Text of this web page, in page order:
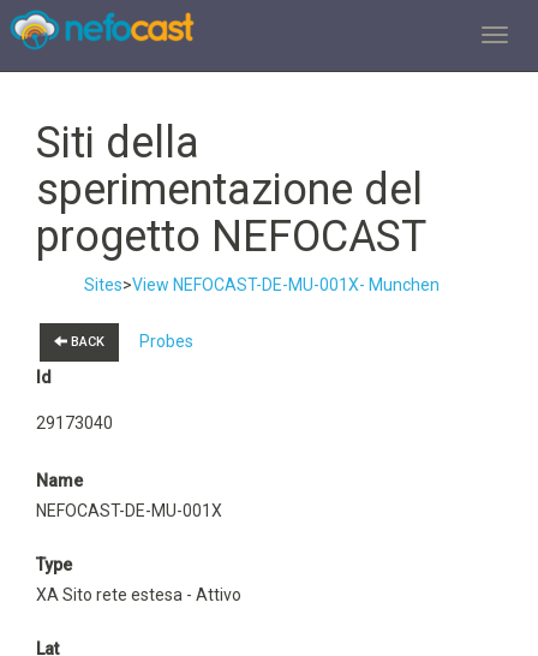
Siti della
sperimentazione del
progetto NEFOCAST
Sites>View NEFOCAST-DE-MU-001X- Munchen
BACK
Probes
Id
29173040
Name
NEFOCAST-DE-MU-001X
Type
XA Sito rete estesa - Attivo
Lat